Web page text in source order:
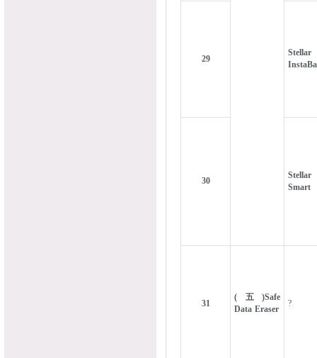
29
Stellar
30
Stellar
Smart
31
(五)Safe
Data Eraser
?